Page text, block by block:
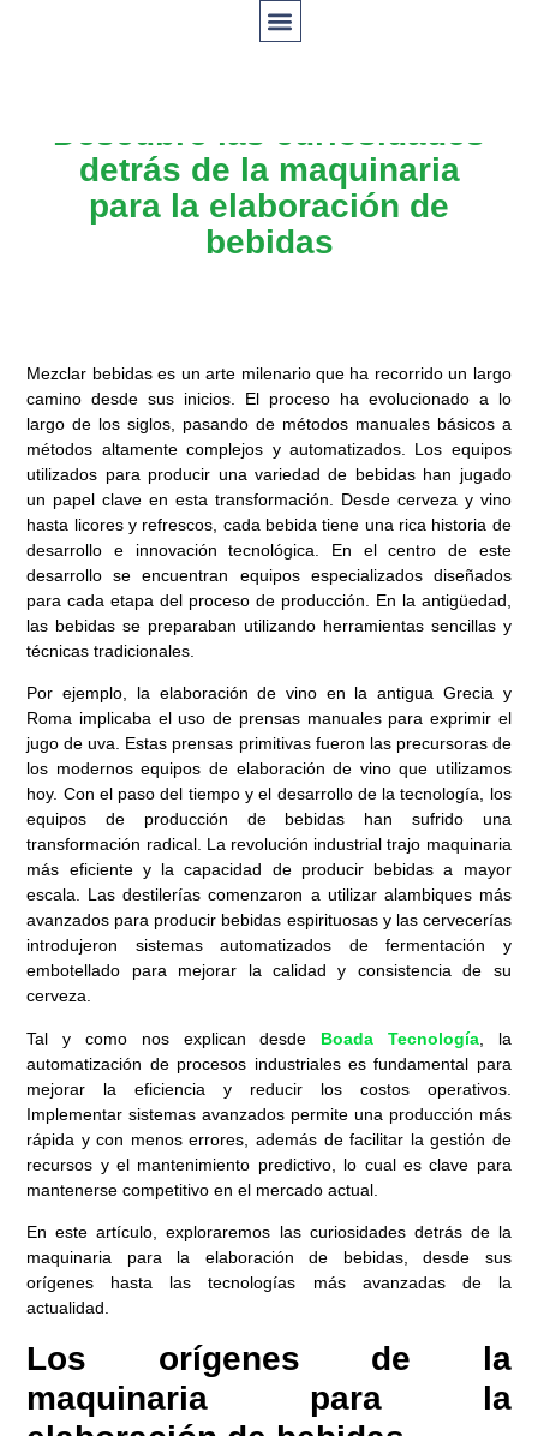
Descubre las curiosidades
detrás de la maquinaria
para la elaboración de
bebidas
Mezclar bebidas es un arte milenario que ha recorrido un largo
camino desde sus inicios. El proceso ha evolucionado a lo
largo de los siglos, pasando de métodos manuales básicos a
métodos altamente complejos y automatizados. Los equipos
utilizados para producir una variedad de bebidas han jugado
un papel clave en esta transformación. Desde cerveza y vino
hasta licores y refrescos, cada bebida tiene una rica historia de
desarrollo e innovación tecnológica. En el centro de este
desarrollo se encuentran equipos especializados diseñados
para cada etapa del proceso de producción. En la antigüedad,
las bebidas se preparaban utilizando herramientas sencillas y
técnicas tradicionales.
Por ejemplo, la elaboración de vino en la antigua Grecia y
Roma implicaba el uso de prensas manuales para exprimir el
jugo de uva. Estas prensas primitivas fueron las precursoras de
los modernos equipos de elaboración de vino que utilizamos
hoy. Con el paso del tiempo y el desarrollo de la tecnología, los
equipos de producción de bebidas han sufrido una
transformación radical. La revolución industrial trajo maquinaria
más eficiente y la capacidad de producir bebidas a mayor
escala. Las destilerías comenzaron a utilizar alambiques más
avanzados para producir bebidas espirituosas y las cervecerías
introdujeron sistemas automatizados de fermentación y
embotellado para mejorar la calidad y consistencia de su
cerveza.
Tal y como nos explican desde Boada Tecnología, la
automatización de procesos industriales es fundamental para
mejorar la eficiencia y reducir los costos operativos.
Implementar sistemas avanzados permite una producción más
rápida y con menos errores, además de facilitar la gestión de
recursos y el mantenimiento predictivo, lo cual es clave para
mantenerse competitivo en el mercado actual.
En este artículo, exploraremos las curiosidades detrás de la
maquinaria para la elaboración de bebidas, desde sus
orígenes hasta las tecnologías más avanzadas de la
actualidad.
Los orígenes de la
maquinaria para la